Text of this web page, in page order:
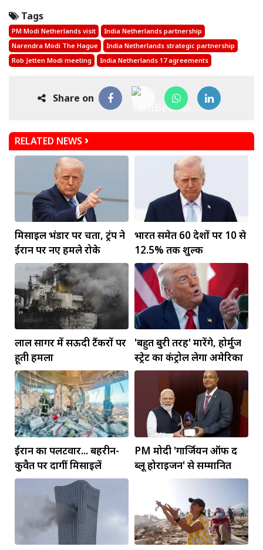
Tags
PM Modi Netherlands visit
India Netherlands partnership
Narendra Modi The Hague
India Netherlands strategic partnership
Rob Jetten Modi meeting
India Netherlands 17 agreements
Share on
RELATED NEWS
मिसाइल भंडार पर चिंता, ट्रंप ने
ईरान पर नए हमले रोके
भारत समेत 60 देशों पर 10 से
12.5% तक शुल्क
लाल सागर में सऊदी टैंकरों पर
हूती हमला
'बहुत बुरी तरह' मारेंगे, होर्मुज
स्ट्रेट का कंट्रोल लेगा अमेरिका
ईरान का पलटवार... बहरीन-
कुवैत पर दागीं मिसाइलें
PM मोदी 'गार्जियन ऑफ द
ब्लू होराइजन' से सम्मानित